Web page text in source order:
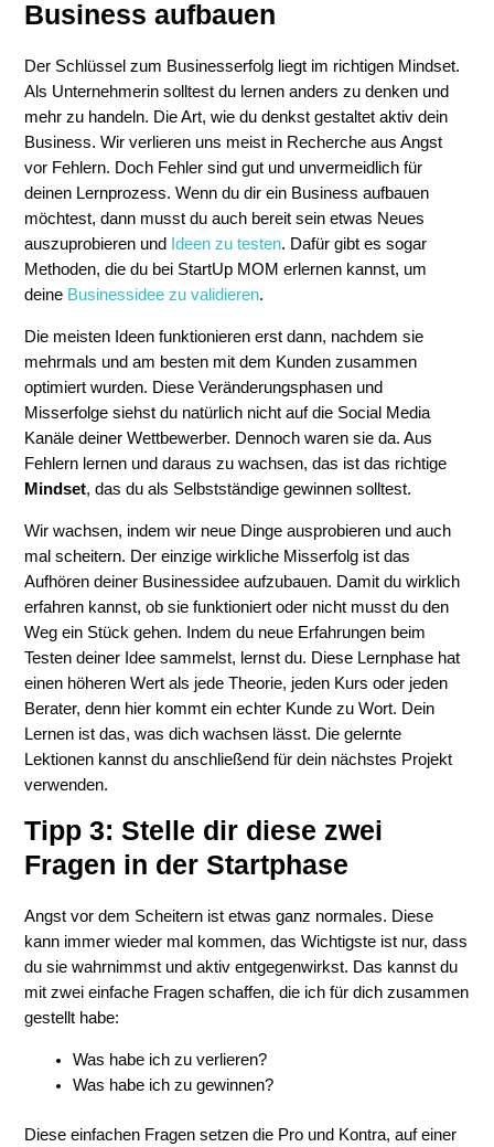
Business aufbauen
Der Schlüssel zum Businesserfolg liegt im richtigen Mindset.
Als Unternehmerin solltest du lernen anders zu denken und
mehr zu handeln. Die Art, wie du denkst gestaltet aktiv dein
Business. Wir verlieren uns meist in Recherche aus Angst
vor Fehlern. Doch Fehler sind gut und unvermeidlich für
deinen Lernprozess. Wenn du dir ein Business aufbauen
möchtest, dann musst du auch bereit sein etwas Neues
auszuprobieren und
Ideen zu testen. Dafür gibt es sogar
Methoden, die du bei StartUp MOM erlernen kannst, um
deine Businessidee zu validieren.
Die meisten Ideen funktionieren erst dann, nachdem sie
mehrmals und am besten mit dem Kunden zusammen
optimiert wurden. Diese Veränderungsphasen und
Misserfolge siehst du natürlich nicht auf die Social Media
Kanäle deiner Wettbewerber. Dennoch waren sie da. Aus
Fehlern lernen und daraus zu wachsen, das ist das richtige
Mindset, das du als Selbstständige gewinnen solltest.
Wir wachsen, indem wir neue Dinge ausprobieren und auch
mal scheitern. Der einzige wirkliche Misserfolg ist das
Aufhören deiner Businessidee aufzubauen. Damit du wirklich
erfahren kannst, ob sie funktioniert oder nicht musst du den
Weg ein Stück gehen. Indem du neue Erfahrungen beim
Testen deiner Idee sammelst, lernst du. Diese Lernphase hat
einen höheren Wert als jede Theorie, jeden Kurs oder jeden
Berater, denn hier kommt ein echter Kunde zu Wort. Dein
Lernen ist das, was dich wachsen lässt. Die gelernte
Lektionen kannst du anschließend für dein nächstes Projekt
verwenden.
Tipp 3: Stelle dir diese zwei
Fragen in der Startphase
Angst vor dem Scheitern ist etwas ganz normales. Diese
kann immer wieder mal kommen, das Wichtigste ist nur, dass
du sie wahrnimmst und aktiv entgegenwirkst. Das kannst du
mit zwei einfache Fragen schaffen, die ich für dich zusammen
gestellt habe:
Was habe ich zu verlieren?
Was habe ich zu gewinnen?
Diese einfachen Fragen setzen die Pro und Kontra, auf einer